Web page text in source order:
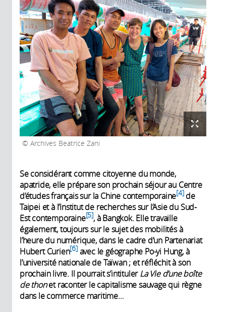
Archives Beatrice Zani
Se considérant comme citoyenne du monde,
apatride, elle prépare son prochain séjour au Centre
d’études français sur la Chine contemporaine 4 de
Taipei et à l’Institut de recherches sur l’Asie du Sud-
Est contemporaine 5 , à Bangkok. Elle travaille
également, toujours sur le sujet des mobilités à
l’heure du numérique, dans le cadre d’un Partenariat
Hubert Curien 6 avec le géographe Po-yi Hung, à
l’université nationale de Taïwan ; et réfléchit à son
prochain livre. Il pourrait s’intitulerLa Vie d’une boîte
de thonet raconter le capitalisme sauvage qui règne
dans le commerce maritime…